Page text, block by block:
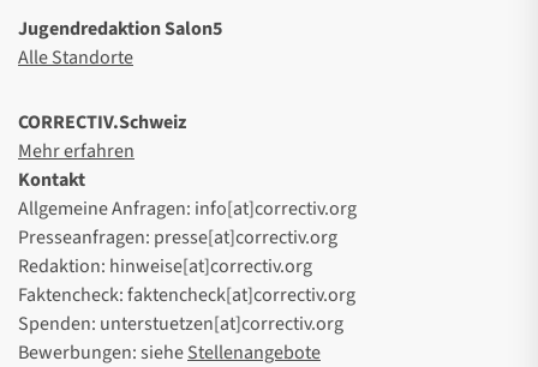
Jugendredaktion Salon5
Alle Standorte
CORRECTIV.Schweiz
Mehr erfahren
Kontakt
Allgemeine Anfragen: info[at]correctiv.org
Presseanfragen: presse[at]correctiv.org
Redaktion: hinweise[at]correctiv.org
Faktencheck: faktencheck[at]correctiv.org
Spenden: unterstuetzen[at]correctiv.org
Bewerbungen: sieheStellenangebote